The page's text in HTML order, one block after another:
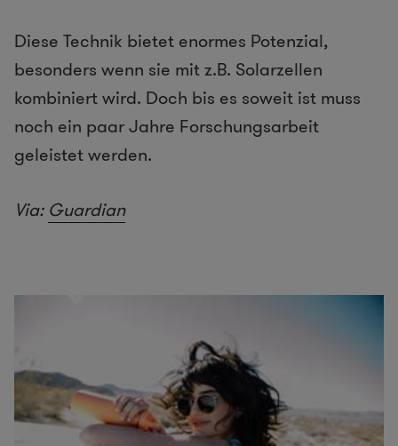
Diese Technik bietet enormes Potenzial,
besonders wenn sie mit z.B. Solarzellen
kombiniert wird. Doch bis es soweit ist muss
noch ein paar Jahre Forschungsarbeit
geleistet werden.
Via: Guardian